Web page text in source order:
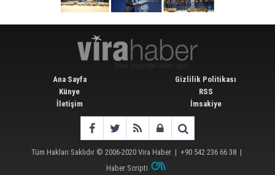
Ana Sayfa
Künye
İletişim
Gizlilik Politikası
RSS
İmsakiye
Tüm Hakları Saklıdır © 2006-2020 Vira Haber | +90 542 236 66 38 |
Haber Scripti